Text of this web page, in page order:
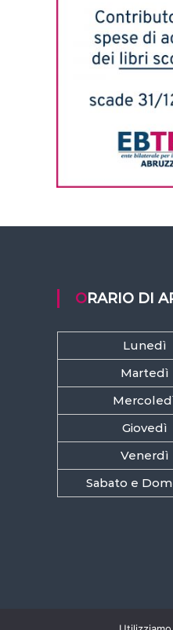
ORARIO DI
Lunedì
Martedì
Giovedì
Venerdì
Sabato e